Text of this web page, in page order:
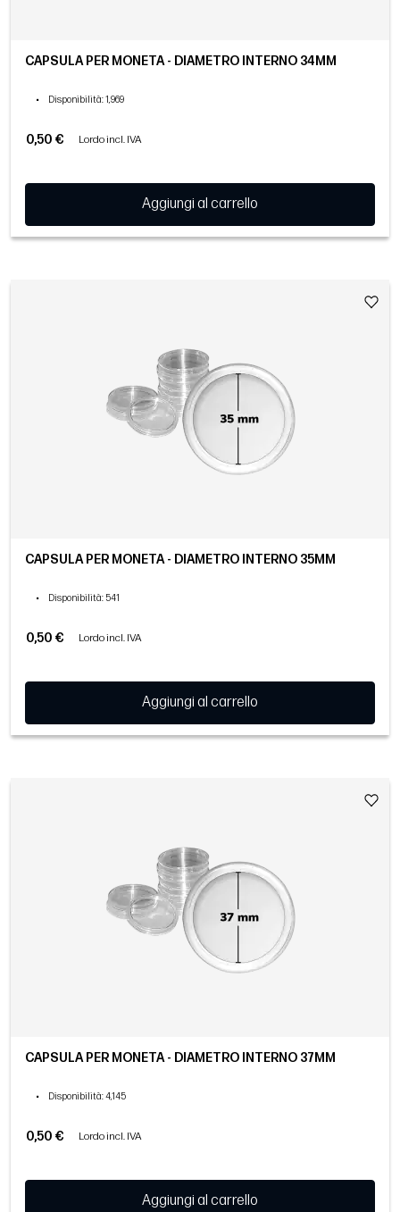
CAPSULA PER MONETA - DIAMETRO INTERNO 34MM
• Disponibilità: 1,969
0,50 € Lordo incl. IVA
Aggiungi al carrello
CAPSULA PER MONETA - DIAMETRO INTERNO 35MM
• Disponibilità: 541
0,50 € Lordo incl. IVA
Aggiungi al carrello
CAPSULA PER MONETA - DIAMETRO INTERNO 37MM
• Disponibilità: 4,145
0,50 € Lordo incl. IVA
Aggiungi al carrello